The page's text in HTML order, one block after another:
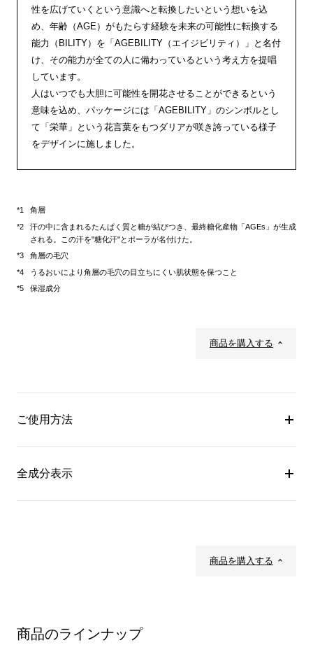
性を広げていくという意識へと転換したいという想いを込
め、年齢（AGE）がもたらす経験を未来の可能性に転換する
能力（BILITY）を「AGEBILITY（エイジビリティ）」と名付
け、その能力が全ての人に備わっているという考え方を提唱
しています。
人はいつでも大胆に可能性を開花させることができるという
意味を込め、パッケージには「AGEBILITY」のシンボルとし
て「栄華」という花言葉をもつダリアが咲き誇っている様子
をデザインに施しました。
角層
汗の中に含まれるたんぱく質と糖が結びつき、最終糖化産物「AGEs」が生成
される。この汗を"糖化汗"とポーラが名付けた。
角層の毛穴
うるおいにより角層の毛穴の目立ちにくい肌状態を保つこと
保湿成分
商品を購入する
ご使用方法
全成分表示
商品を購入する
商品のラインナップ